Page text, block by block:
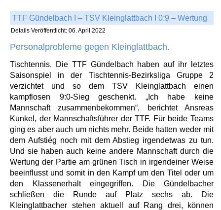
TTF Gündelbach I – TSV Kleinglattbach I 0:9 – Wertung
Details Veröffentlicht: 06. April 2022
Personalprobleme gegen Kleinglattbach.
Tischtennis. Die TTF Gündelbach haben auf ihr letztes
Saisonspiel in der Tischtennis-Bezirksliga Gruppe 2
verzichtet und so dem TSV Kleinglattbach einen
kampflosen 9:0-Sieg geschenkt. „Ich habe keine
Mannschaft zusammenbekommen“, berichtet Ansreas
Kunkel, der Mannschaftsführer der TTF. Für beide Teams
ging es aber auch um nichts mehr. Beide hatten weder mit
dem Aufstiég noch mit dem Abstieg irgendetwas zu tun.
Und sie haben auch keine andere Mannschaft durch die
Wertung der Partie am grünen Tisch in irgendeiner Weise
beeinflusst und somit in den Kampf um den Titel oder um
den Klassenerhalt eingegriffen. Die Gündelbacher
schließen die Runde auf Platz sechs ab. Die
Kleinglattbacher stehen aktuell auf Rang drei, können